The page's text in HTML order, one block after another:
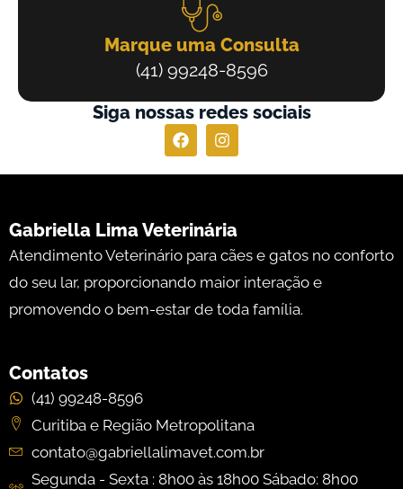
Marque uma Consulta
(41) 99248-8596
Siga nossas redes sociais
Gabriella Lima Veterinária
Atendimento Veterinário para cães e gatos no conforto
do seu lar, proporcionando maior interação e
promovendo o bem-estar de toda família.
Contatos
(41) 99248-8596
Curitiba e Região Metropolitana
contato@gabriellalimavet.com.br
Segunda - Sexta : 8h00 às 18h00 Sábado: 8h00